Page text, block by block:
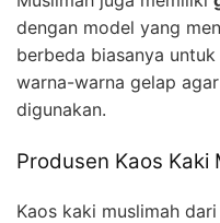
dengan model yang
berbeda biasanya
warna-warna gelap
digunakan.
Produsen Kaos Kaki
Kaos kaki muslimah